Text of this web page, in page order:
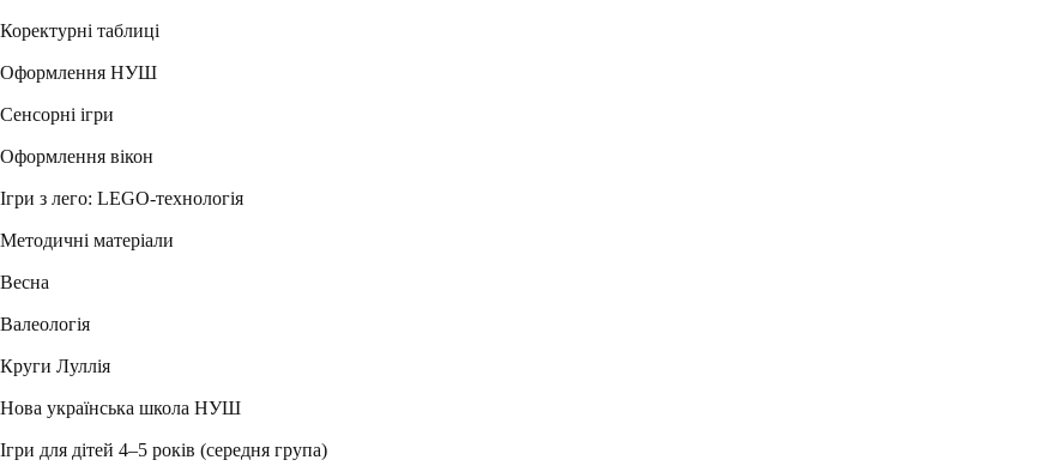
Коректурні таблиці
Оформлення НУШ
Сенсорні ігри
Оформлення вікон
Ігри з лего: LEGO-технологія
Методичні матеріали
Весна
Валеологія
Круги Луллія
Нова українська школа НУШ
Ігри для дітей 4–5 років (середня група)